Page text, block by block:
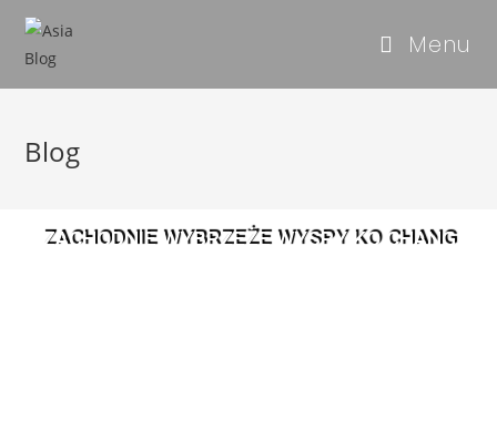
Menu
Blog
ZACHODNIE WYBRZEŻE WYSPY KO CHANG